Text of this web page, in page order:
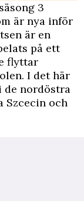
3
är nya inför
är en
på ett
flyttar
I det här
de nordöstra
Szcecin och